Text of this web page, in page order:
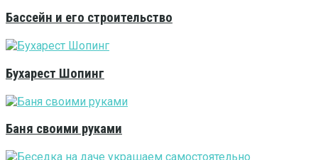
Бассейн и его строительство
Бухарест Шопинг
Баня своими руками